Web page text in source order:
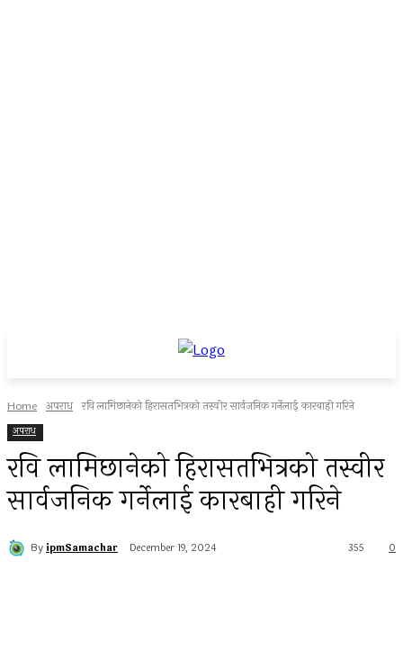
Home अपराध रवि लामिछानेको हिरासतभित्रको तस्वीर सार्वजनिक गर्नेलाई कारबाही गरिने
अपराध
रवि लामिछानेको हिरासतभित्रको तस्वीर
सार्वजनिक गर्नेलाई कारबाही गरिने
By ipmSamachar December 19, 2024 0
355